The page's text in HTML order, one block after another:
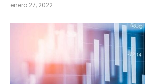
enero 27, 2022